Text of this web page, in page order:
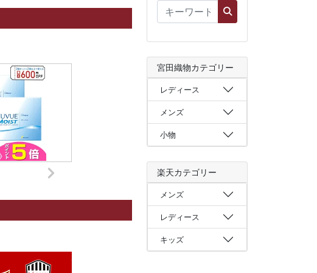
宮田織物カテゴリー
レディース
メンズ
小物
楽天カテゴリー
メンズ
レディース
キッズ